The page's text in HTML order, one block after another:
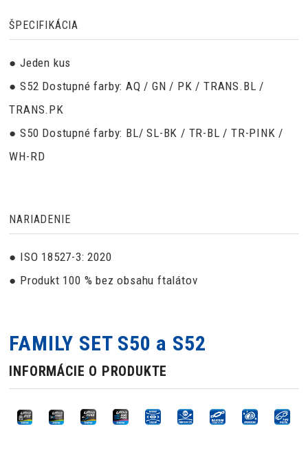
ŠPECIFIKÁCIA
● Jeden kus
● S52 Dostupné farby: AQ / GN / PK / TRANS.BL /
TRANS.PK
● S50 Dostupné farby: BL/ SL-BK / TR-BL / TR-PINK /
WH-RD
NARIADENIE
● ISO 18527-3: 2020
● Produkt 100 % bez obsahu ftalátov
FAMILY SET S50 a S52
INFORMÁCIE O PRODUKTE